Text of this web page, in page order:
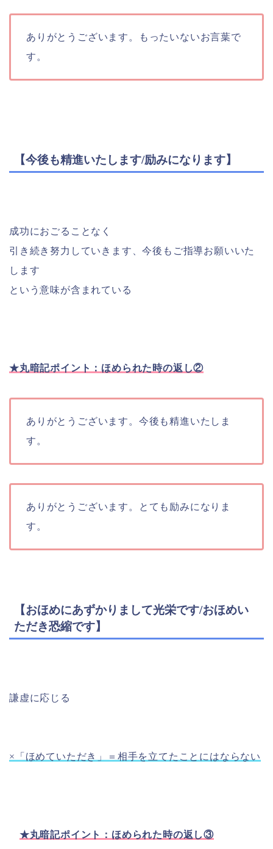
ありがとうございます。もったいないお言葉で
す。
【今後も精進いたします/励みになります】
成功におごることなく
引き続き努力していきます、今後もご指導お願いいた
します
という意味が含まれている
★丸暗記ポイント：ほめられた時の返し②
ありがとうございます。今後も精進いたしま
す。
ありがとうございます。とても励みになりま
す。
【おほめにあずかりまして光栄です/おほめい
ただき恐縮です】
謙虚に応じる
×「ほめていただき」＝相手を立てたことにはならない
★丸暗記ポイント：ほめられた時の返し③